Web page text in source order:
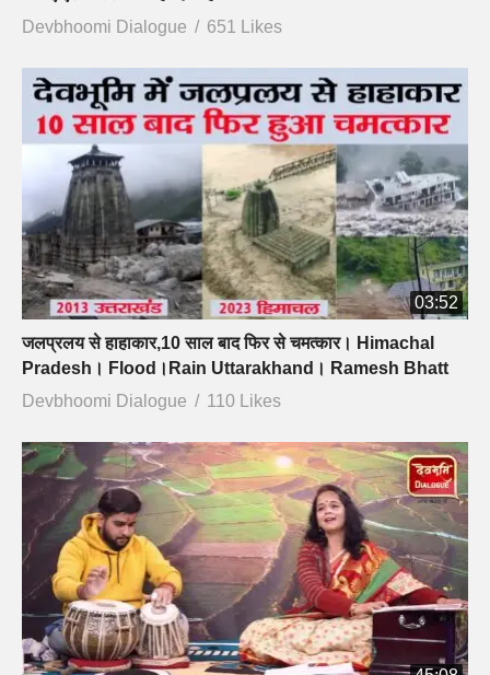
Devbhoomi Dialogue
651 Likes
03:52
जलप्रलय से हाहाकार,10 साल बाद फिर से चमत्कार। Himachal
Pradesh। Flood।Rain Uttarakhand। Ramesh Bhatt
Devbhoomi Dialogue
110 Likes